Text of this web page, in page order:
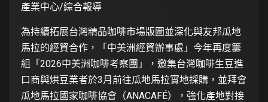
產業中心/綜合報導
為持續拓展台灣精品咖啡市場版圖並深化與友邦瓜地
馬拉的經貿合作，「中美洲經貿辦事處」今年再度籌
組「2026中美洲咖啡考察團」，邀集台灣咖啡生豆進
口商與烘豆業者於3月前往瓜地馬拉實地採購，並拜會
瓜地馬拉國家咖啡協會（ANACAFÉ），強化產地對接